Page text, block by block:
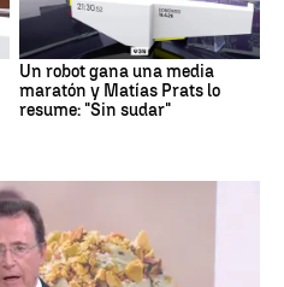
Un robot gana una media
maratón y Matías Prats lo
resume: "Sin sudar"